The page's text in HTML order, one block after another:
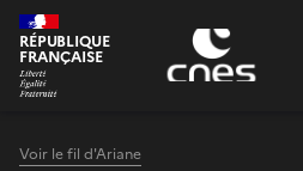
Panneau de gestion des cookies
RÉPUBLIQUE
FRANÇAISE
Voir le fil d'Ariane